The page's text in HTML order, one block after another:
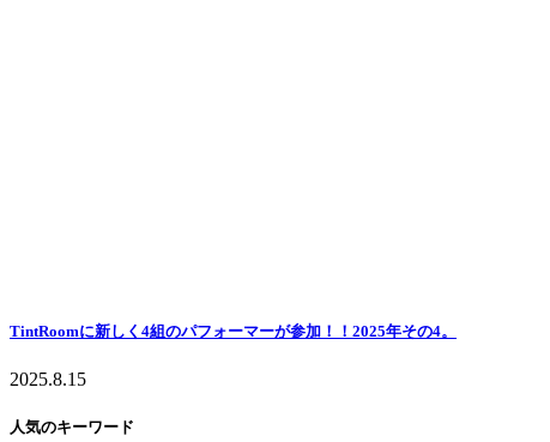
TintRoomに新しく4組のパフォーマーが参加！！2025年その4。
2025.8.15
人気のキーワード